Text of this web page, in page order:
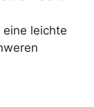
leichte